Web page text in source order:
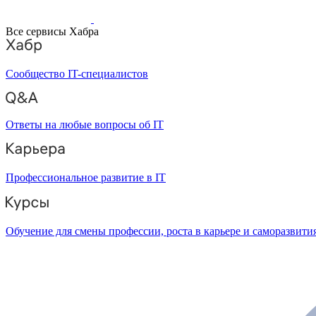
Все сервисы Хабра
Сообщество IT-специалистов
Ответы на любые вопросы об IT
Профессиональное развитие в IT
Обучение для смены профессии, роста в карьере и